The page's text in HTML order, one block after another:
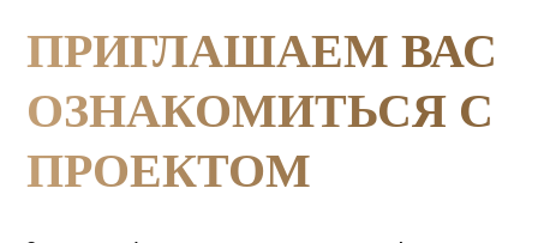
ПРИГЛАШАЕМ ВАС
ОЗНАКОМИТЬСЯ С
ПРОЕКТОМ